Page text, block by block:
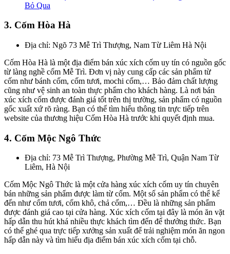
Bỏ Qua
3. Cốm Hòa Hà
Địa chỉ: Ngõ 73 Mễ Trì Thượng, Nam Từ Liêm Hà Nội
Cốm Hòa Hà là một địa điểm bán xúc xích cốm uy tín có nguồn gốc
từ làng nghề cốm Mễ Trì. Đơn vị này cung cấp các sản phẩm từ
cốm như bánh cốm, cốm tươi, mochi cốm,… Bảo đảm chất lượng
cũng như vệ sinh an toàn thực phẩm cho khách hàng. Là nơi bán
xúc xích cốm được đánh giá tốt trên thị trường, sản phẩm có nguồn
gốc xuất xứ rõ ràng. Bạn có thể tìm hiểu thông tin trực tiếp trên
website của thương hiệu Cốm Hòa Hà trước khi quyết định mua.
4. Cốm Mộc Ngô Thức
Địa chỉ: 73 Mễ Trì Thượng, Phường Mễ Trì, Quận Nam Từ
Liêm, Hà Nội
Cốm Mộc Ngô Thức là một cửa hàng xúc xích cốm uy tín chuyên
bán những sản phẩm được làm từ cốm. Một số sản phẩm có thể kể
đến như cốm tươi, cốm khô, chả cốm,… Đều là những sản phẩm
được đánh giá cao tại cửa hàng. Xúc xích cốm tại đây là món ăn vặt
hấp dẫn thu hút khá nhiều thực khách tìm đến để thưởng thức. Bạn
có thể ghé qua trực tiếp xưởng sản xuất để trải nghiệm món ăn ngon
hấp dẫn này và tìm hiểu địa điểm bán xúc xích cốm tại chỗ.